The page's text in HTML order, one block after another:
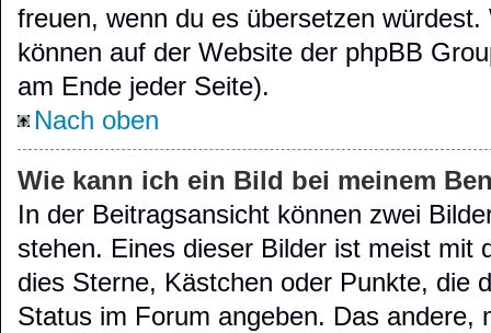
freuen, wenn du es übersetzen
können auf der Website der phpBB
am Ende jeder Seite).
Nach oben
Wie kann ich ein Bild bei meinem
In der Beitragsansicht können zwei
stehen. Eines dieser Bilder ist meist mit
dies Sterne, Kästchen oder Punkte, die
Status im Forum angeben. Das andere,